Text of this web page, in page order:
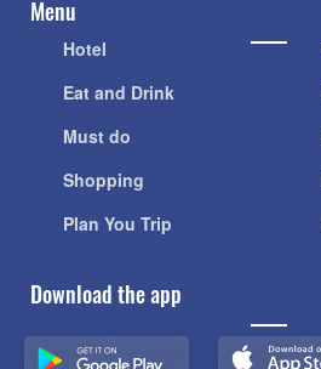
Menu
Hotel
Eat and Drink
Must do
Shopping
Plan You Trip
Download the app